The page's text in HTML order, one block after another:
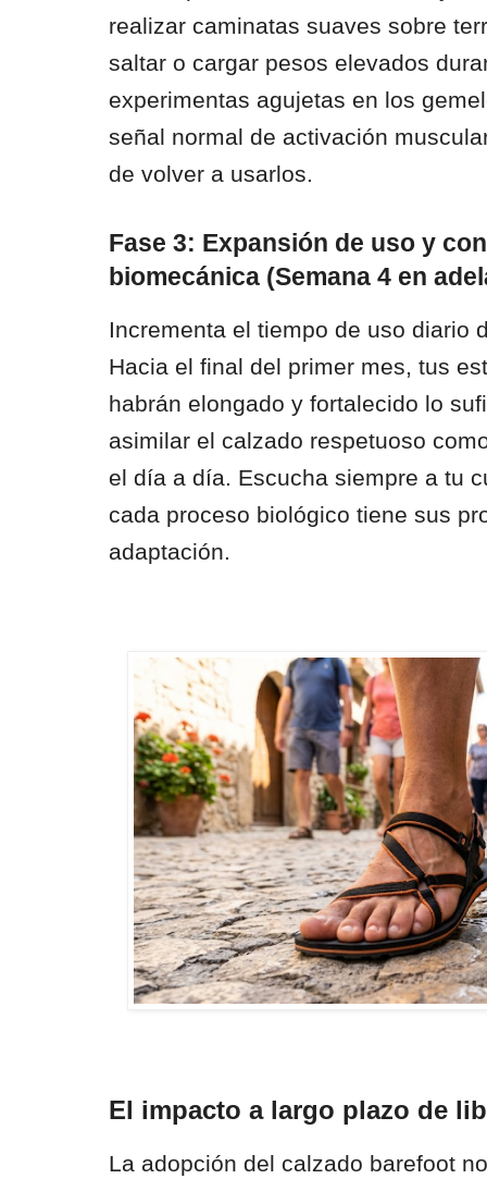
realizar caminatas suaves sobre
saltar o cargar pesos elevados
experimentas agujetas en los
señal normal de activación
de volver a usarlos.
Fase 3: Expansión de uso y
biomecánica (Semana 4 en
Incrementa el tiempo de uso diario
Hacia el final del primer mes, tus
habrán elongado y fortalecido lo
asimilar el calzado respetuoso
el día a día. Escucha siempre a tu
cada proceso biológico tiene sus
adaptación.
El impacto a largo plazo de
La adopción del calzado barefoot